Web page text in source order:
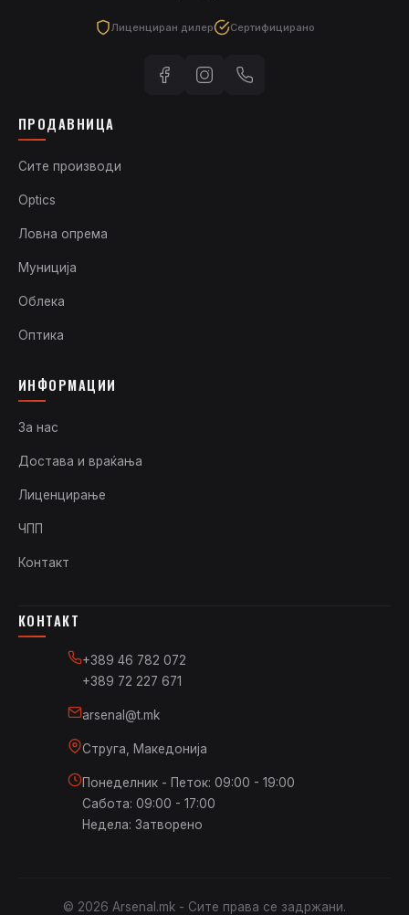
Лиценциран дилер Сертифицирано
ПРОДАВНИЦА
Сите производи
Optics
Ловна опрема
Муниција
Облека
Оптика
ИНФОРМАЦИИ
За нас
Достава и враќања
Лиценцирање
ЧПП
Контакт
КОНТАКТ
+389 46 782 072
+389 72 227 671
arsenal@t.mk
Струга, Македонија
Понеделник - Петок: 09:00 - 19:00
Сабота: 09:00 - 17:00
Недела: Затворено
© 2026 Arsenal.mk - Сите права се задржани.